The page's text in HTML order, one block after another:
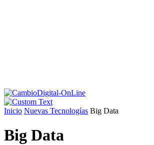
Inicio Nuevas Tecnologías Big Data
Big Data